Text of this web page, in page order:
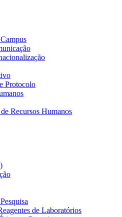
Protocolo
Recursos Humanos
de Laboratórios